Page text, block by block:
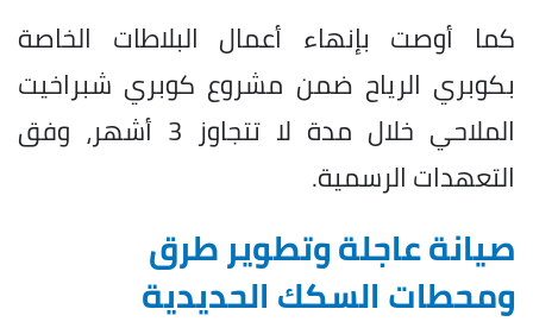
كما أوصت بإنهاء أعمال البلاطات الخاصة
بكوبري الرياح ضمن مشروع كوبري شبراخيت
الملاحي خلال مدة لا تتجاوز 3 أشهر، وفق
التعهدات الرسمية.
صيانة عاجلة وتطوير طرق
ومحطات السكك الحديدية